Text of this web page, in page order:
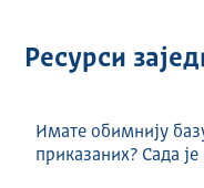
Ресурси
Имате обимнију
приказаних? Сада